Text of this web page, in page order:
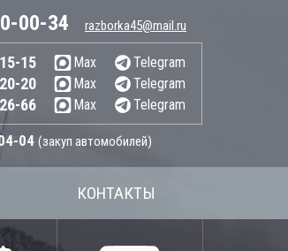
00-34 razborka45@mail.ru
15 Max Telegram
20 Max Telegram
66 Max Telegram
04 (закуп автомобилей)
КОНТАКТЫ